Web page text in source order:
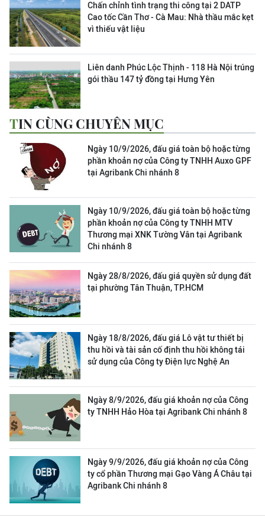
Chấn chỉnh tình trạng thi công tại 2 DATP
Cao tốc Cần Thơ - Cà Mau: Nhà thầu mắc kẹt
vì thiếu vật liệu
Liên danh Phúc Lộc Thịnh - 118 Hà Nội trúng
gói thầu 147 tỷ đồng tại Hưng Yên
TIN CÙNG CHUYÊN MỤC
Ngày 10/9/2026, đấu giá toàn bộ hoặc từng
phần khoản nợ của Công ty TNHH Auxo GPF
tại Agribank Chi nhánh 8
Ngày 10/9/2026, đấu giá toàn bộ hoặc từng
phần khoản nợ của Công ty TNHH MTV
Thương mại XNK Tường Vân tại Agribank
Chi nhánh 8
Ngày 28/8/2026, đấu giá quyền sử dụng đất
tại phường Tân Thuận, TP.HCM
Ngày 18/8/2026, đấu giá Lô vật tư thiết bị
thu hồi và tài sản cố định thu hồi không tái
sử dụng của Công ty Điện lực Nghệ An
Ngày 8/9/2026, đấu giá khoản nợ của Công
ty TNHH Hảo Hòa tại Agribank Chi nhánh 8
Ngày 9/9/2026, đấu giá khoản nợ của Công
ty cổ phần Thương mại Gạo Vàng Á Châu tại
Agribank Chi nhánh 8